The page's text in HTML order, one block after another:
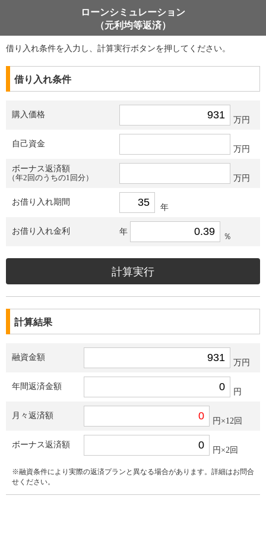
ローンシミュレーション
（元利均等返済）
借り入れ条件を入力し、計算実行ボタンを押してください。
借り入れ条件
購入価格
万円
自己資金
万円
ボーナス返済額
（年2回のうちの1回分）
万円
お借り入れ期間
年
お借り入れ金利 年
％
計算結果
融資金額
万円
年間返済金額
円
月々返済額
円×12回
ボーナス返済額
円×2回
※融資条件により実際の返済プランと異なる場合があります。詳細はお問合
せください。